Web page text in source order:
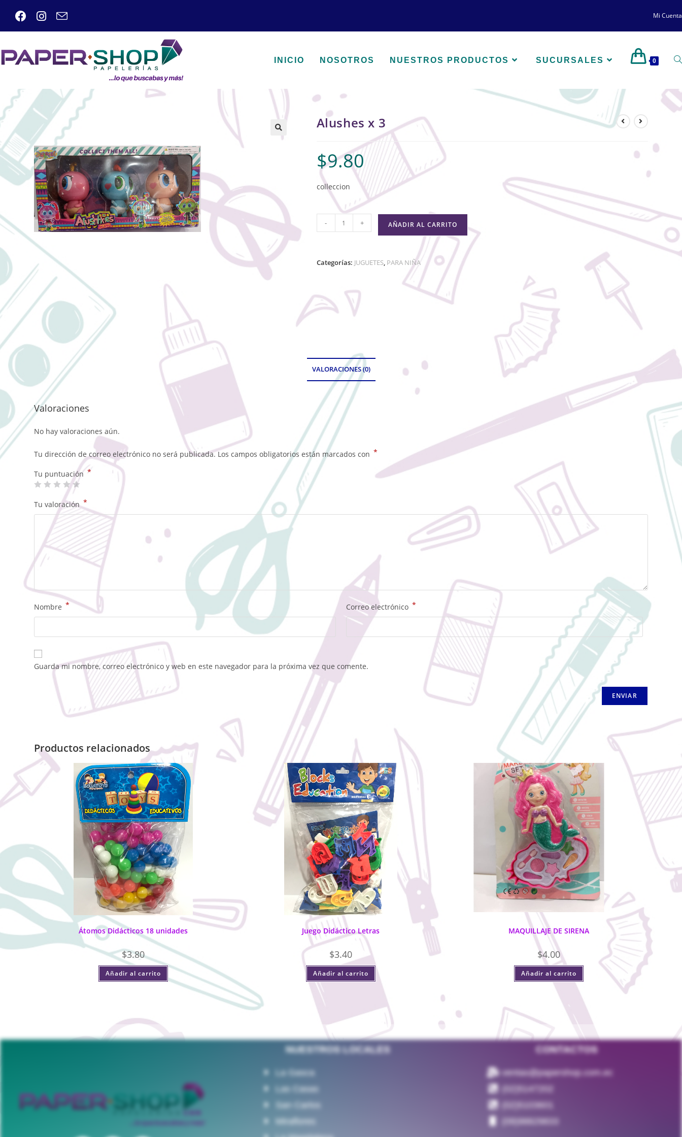
Mi Cuenta
INICIO NOSOTROS NUESTROS PRODUCTOS SUCURSALES 0
🔍
Alushes x 3
$9.80
colleccion
- + AÑADIR AL CARRITO
Categorías: JUGUETES, PARA NIÑA
VALORACIONES (0)
Valoraciones
No hay valoraciones aún.
Tu dirección de correo electrónico no será publicada. Los campos obligatorios están marcados con *
Tu puntuación *
Tu valoración*
Nombre * Correo electrónico *
Guarda mi nombre, correo electrónico y web en este navegador para la próxima vez que comente.
Productos relacionados
Átomos Didácticos 18 unidades
$3.80
Añadir al carrito
Juego Didáctico Letras
$3.40
Añadir al carrito
MAQUILLAJE DE SIRENA
$4.00
Añadir al carrito
NUESTROS LOCALES
La Gasca
Las Casas
San Carlos
Miraflores
CONTACTOS
ventas@papershop.com.ec
(02)5147202
(02)5103601
(09)98829833